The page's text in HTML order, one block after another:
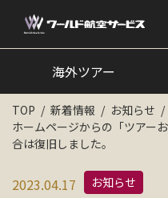
海外ツアー
国内ツアー
クルーズツアー
ツアー催行状況
海外ツアー
TOP 新着情報
お知らせ
ホームページからの「ツアー
合は復旧しました。
2023.04.17 お知らせ